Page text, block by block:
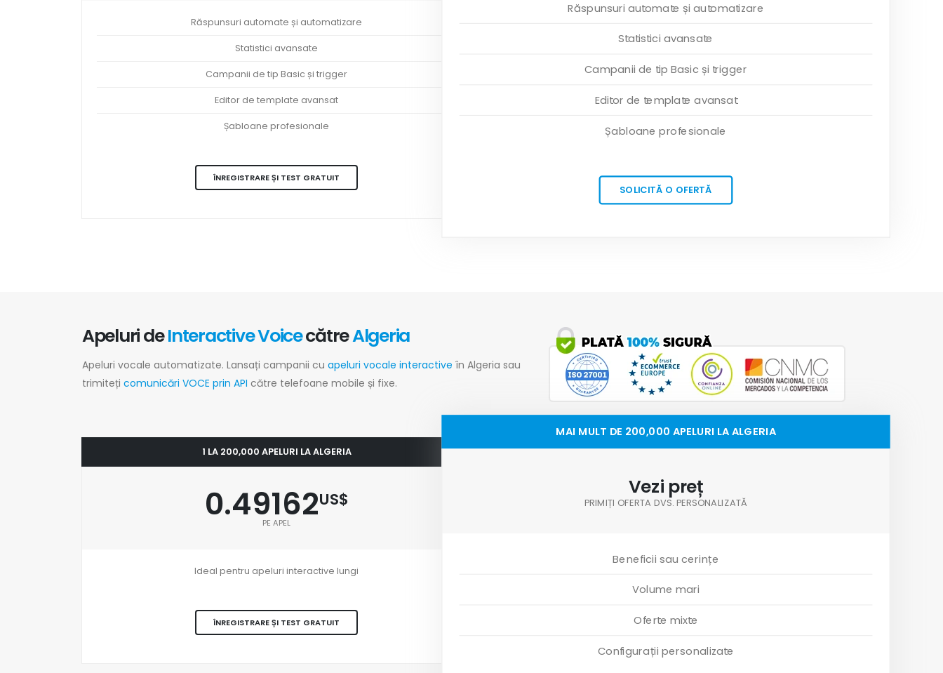
Răspunsuri automate și automatizare
Statistici avansate
Campanii de tip Basic și trigger
Editor de template avansat
Șabloane profesionale
ÎNREGISTRARE ȘI TEST GRATUIT
Răspunsuri automate și automatizare
Statistici avansate
Campanii de tip Basic și trigger
Editor de template avansat
Șabloane profesionale
SOLICITĂ O OFERTĂ
Apeluri deInteractive VoicecătreAlgeria
Apeluri vocale automatizate. Lansați campanii cu apeluri vocale interactive în Algeria sau
trimiteți comunicări VOCE prin API către telefoane mobile și fixe.
1 LA 200,000 APELURI LA ALGERIA
0.49162US$
PE APEL
Ideal pentru apeluri interactive lungi
ÎNREGISTRARE ȘI TEST GRATUIT
MAI MULT DE 200,000 APELURI LA ALGERIA
Vezi preț
PRIMIȚI OFERTA DVS. PERSONALIZATĂ
Beneficii sau cerințe
Volume mari
Oferte mixte
Configurații personalizate